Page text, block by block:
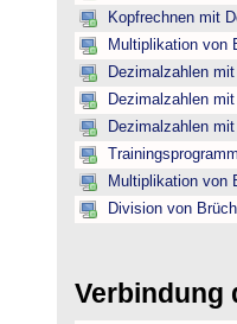
Kopfrechnen mit
Multiplikation von
Dezimalzahlen
Dezimalzahlen
Dezimalzahlen
Multiplikation von
Division von
Verbindung